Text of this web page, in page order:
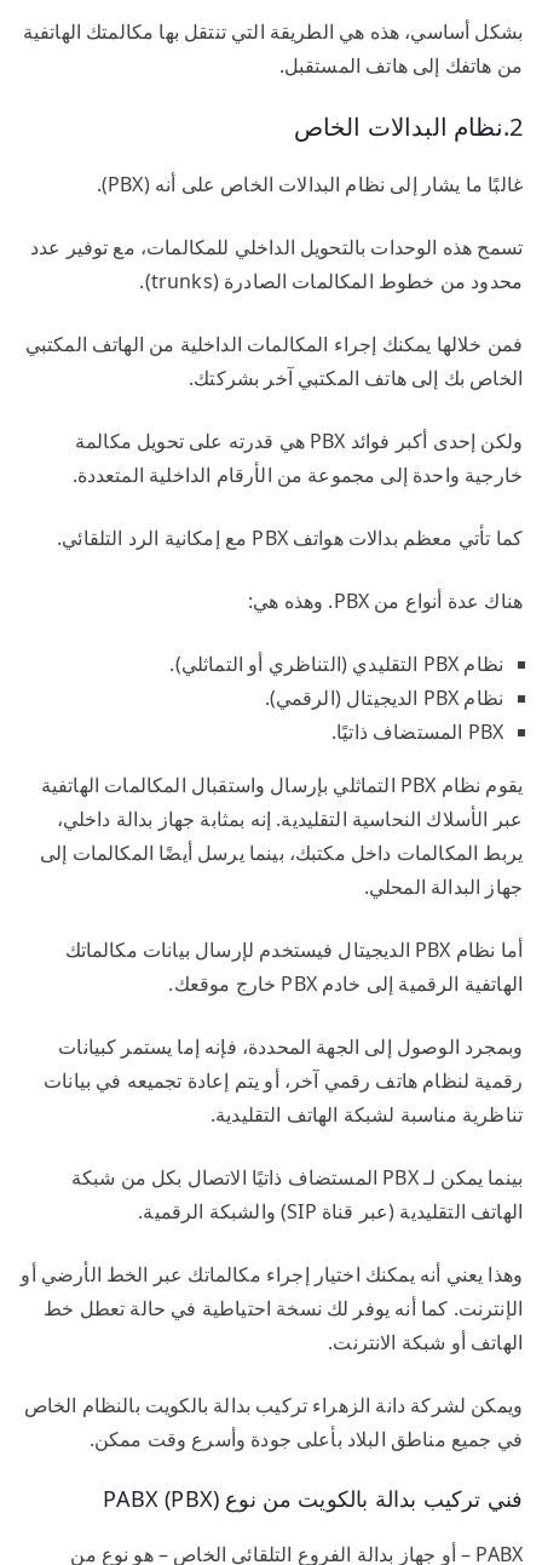
بشكل أساسي، هذه هي الطريقة التي تنتقل بها مكالمتك الهاتفية
من هاتفك إلى هاتف المستقبل.
2.نظام البدالات الخاص
غالبًا ما يشار إلى نظام البدالات الخاص على أنه (PBX).
تسمح هذه الوحدات بالتحويل الداخلي للمكالمات، مع توفير عدد
محدود من خطوط المكالمات الصادرة (trunks).
فمن خلالها يمكنك إجراء المكالمات الداخلية من الهاتف المكتبي
الخاص بك إلى هاتف المكتبي آخر بشركتك.
ولكن إحدى أكبر فوائد PBX هي قدرته على تحويل مكالمة
خارجية واحدة إلى مجموعة من الأرقام الداخلية المتعددة.
كما تأتي معظم بدالات هواتف PBX مع إمكانية الرد التلقائي.
هناك عدة أنواع من PBX. وهذه هي:
نظام PBX التقليدي (التناظري أو التماثلي).
نظام PBX الديجيتال (الرقمي).
PBX المستضاف ذاتيًا.
يقوم نظام PBX التماثلي بإرسال واستقبال المكالمات الهاتفية
عبر الأسلاك النحاسية التقليدية. إنه بمثابة جهاز بدالة داخلي،
يربط المكالمات داخل مكتبك، بينما يرسل أيضًا المكالمات إلى
جهاز البدالة المحلي.
أما نظام PBX الديجيتال فيستخدم لإرسال بيانات مكالماتك
الهاتفية الرقمية إلى خادم PBX خارج موقعك.
وبمجرد الوصول إلى الجهة المحددة، فإنه إما يستمر كبيانات
رقمية لنظام هاتف رقمي آخر، أو يتم إعادة تجميعه في بيانات
تناظرية مناسبة لشبكة الهاتف التقليدية.
بينما يمكن لـ PBX المستضاف ذاتيًا الاتصال بكل من شبكة
الهاتف التقليدية (عبر قناة SIP) والشبكة الرقمية.
وهذا يعني أنه يمكنك اختيار إجراء مكالماتك عبر الخط الأرضي أو
الإنترنت. كما أنه يوفر لك نسخة احتياطية في حالة تعطل خط
الهاتف أو شبكة الانترنت.
ويمكن لشركة دانة الزهراء تركيب بدالة بالكويت بالنظام الخاص
في جميع مناطق البلاد بأعلى جودة وأسرع وقت ممكن.
فني تركيب بدالة بالكويت من نوع (PABX (PBX
PABX – أو جهاز بدالة الفروع التلقائي الخاص – هو نوع من